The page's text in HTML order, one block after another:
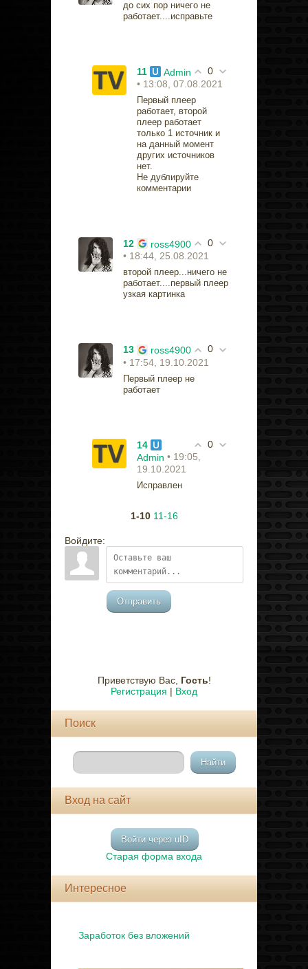
до сих пор ничего не
работает....исправьте
0
11
Admin
• 13:08, 07.08.2021
Первый плеер
работает, второй
плеер работает
только 1 источник и
на данный момент
других источников
нет.
Не дублируйте
комментарии
0
12
ross4900
• 18:44, 25.08.2021
второй плеер...ничего не
работает....первый плеер
узкая картинка
0
13
ross4900
• 17:54, 19.10.2021
Первый плеер не
работает
0
14
Admin • 19:05,
19.10.2021
Исправлен
1-10 11-16
Войдите:
Отправить
Приветствую Вас, Гость!
Регистрация | Вход
Поиск
Вход на сайт
Войти через uID
Старая форма входа
Интересное
Заработок без вложений